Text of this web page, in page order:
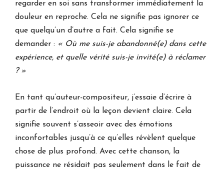
regarder en soi sans transformer immédiatement la
douleur en reproche. Cela ne signifie pas ignorer ce
que quelqu’un d’autre a fait. Cela signifie se
demander : « Où me suis-je abandonné(e) dans cette
expérience, et quelle vérité suis-je invité(e) à réclamer
? »
En tant qu’auteur-compositeur, j’essaie d’écrire à
partir de l’endroit où la leçon devient claire. Cela
signifie souvent s’asseoir avec des émotions
inconfortables jusqu’à ce qu’elles révèlent quelque
chose de plus profond. Avec cette chanson, la
puissance ne résidait pas seulement dans le fait de